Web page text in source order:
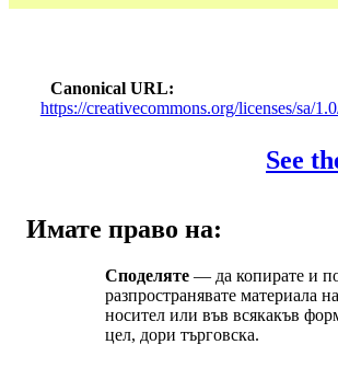
Canonical URL
https://creativecommons.org/licenses/sa/
See
Имате право на:
Споделяте — да копирате и
разпространявате материала
носител или във всякакъв
цел, дори търговска.